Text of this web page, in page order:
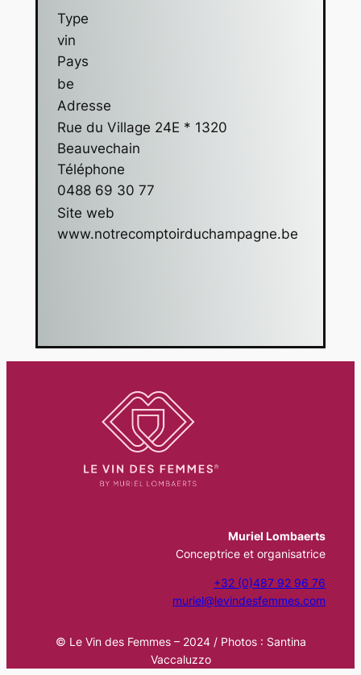
Type
vin
Pays
be
Adresse
Rue du Village 24E * 1320
Beauvechain
Téléphone
0488 69 30 77
Site web
www.notrecomptoirduchampagne.be
Muriel Lombaerts
Conceptrice et organisatrice
+32 (0)487 92 96 76
muriel@levindesfemmes.com
© Le Vin des Femmes – 2024 / Photos : Santina
Vaccaluzzo